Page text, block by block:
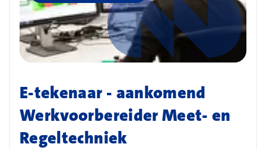
E-tekenaar - aankomend
Werkvoorbereider Meet- en
Regeltechniek